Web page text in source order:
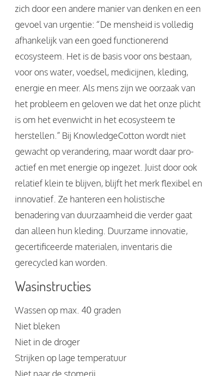
zich door een andere manier van denken en een
gevoel van urgentie: “De mensheid is volledig
afhankelijk van een goed functionerend
ecosysteem. Het is de basis voor ons bestaan,
voor ons water, voedsel, medicijnen, kleding,
energie en meer. Als mens zijn we oorzaak van
het probleem en geloven we dat het onze plicht
is om het evenwicht in het ecosysteem te
herstellen.” Bij KnowledgeCotton wordt niet
gewacht op verandering, maar wordt daar pro-
actief en met energie op ingezet. Juist door ook
relatief klein te blijven, blijft het merk flexibel en
innovatief. Ze hanteren een holistische
benadering van duurzaamheid die verder gaat
dan alleen hun kleding. Duurzame innovatie,
gecertificeerde materialen, inventaris die
gerecycled kan worden.
Wasinstructies
Wassen op max. 40 graden
Niet bleken
Niet in de droger
Strijken op lage temperatuur
Niet naar de stomerij